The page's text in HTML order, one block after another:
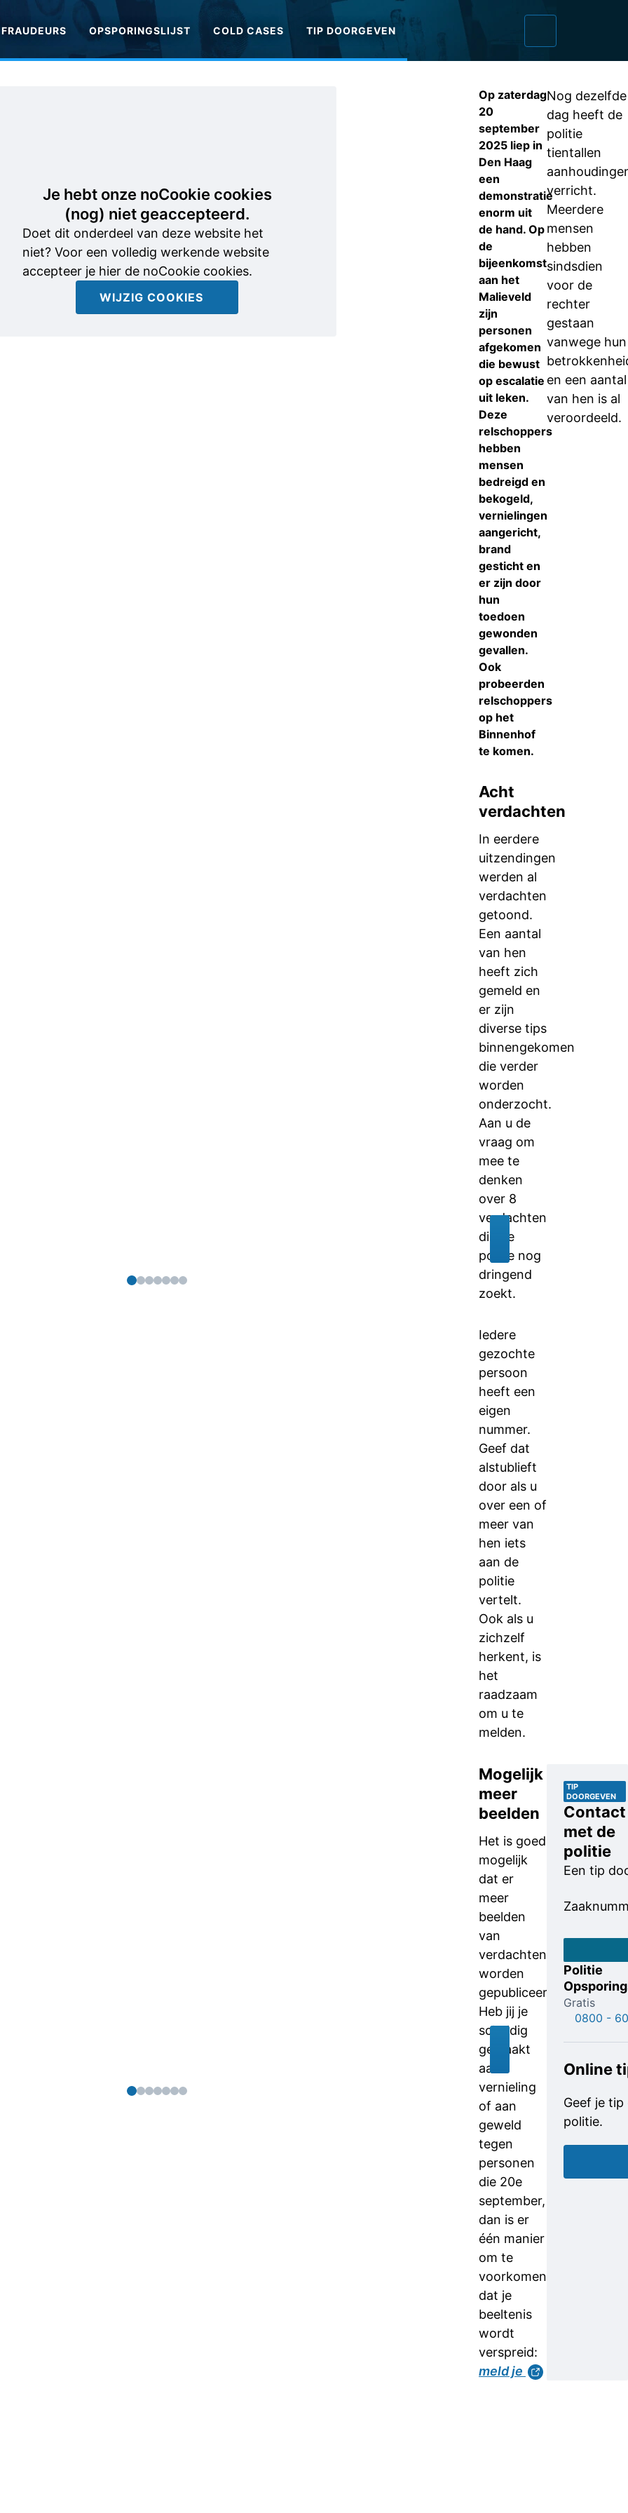
FRAUDEURS OPSPORINGSLIJST COLD CASES TIP DOORGEVEN
Je hebt onze noCookie cookies
(nog) niet geaccepteerd.
Doet dit onderdeel van deze website het
niet? Voor een volledig werkende website
accepteer je hier de noCookie cookies.
WIJZIG COOKIES
Op zaterdag
20
september
2025 liep in
Den Haag
een
demonstratie
enorm uit
de hand. Op
de
bijeenkomst
aan het
Malieveld
zijn
personen
afgekomen
die bewust
op escalatie
uit leken.
Deze
relschoppers
hebben
mensen
bedreigd en
bekogeld,
vernielingen
aangericht,
brand
gesticht en
er zijn door
hun
toedoen
gewonden
gevallen.
Ook
probeerden
relschoppers
op het
Binnenhof
te komen.
Nog dezelfde
dag heeft de
politie
tientallen
verricht.
Meerdere
mensen
hebben
sindsdien
voor de
rechter
gestaan
vanwege hun
en een aantal
van hen is al
veroordeeld.
Acht
verdachten
In eerdere
uitzendingen
werden al
verdachten
getoond.
Een aantal
van hen
heeft zich
gemeld en
er zijn
diverse tips
binnengekomen
die verder
worden
onderzocht.
Aan u de
vraag om
mee te
denken
over 8
verdachten
die de
politie nog
dringend
zoekt.
Iedere
gezochte
persoon
heeft een
eigen
nummer.
Geef dat
alstublieft
door als u
over een of
meer van
hen iets
aan de
politie
vertelt.
Ook als u
zichzelf
herkent, is
het
raadzaam
om u te
melden.
Mogelijk
meer
beelden
Het is goed
mogelijk
dat er
meer
beelden
van
verdachten
worden
gepubliceerd.
Heb jij je
schuldig
gemaakt
aan
vernieling
of aan
geweld
tegen
personen
die 20e
september,
dan is er
één manier
om te
voorkomen
dat je
beeltenis
wordt
verspreid:
meld je
TIP
DOORGEVEN
Contact
met de
politie
Een tip
Politie
Gratis
0800 -
Online
Geef je
politie.